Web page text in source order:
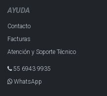
AYUDA
Contacto
Facturas
Atención y Soporte Técnico
55 6943 993​5
WhatsApp